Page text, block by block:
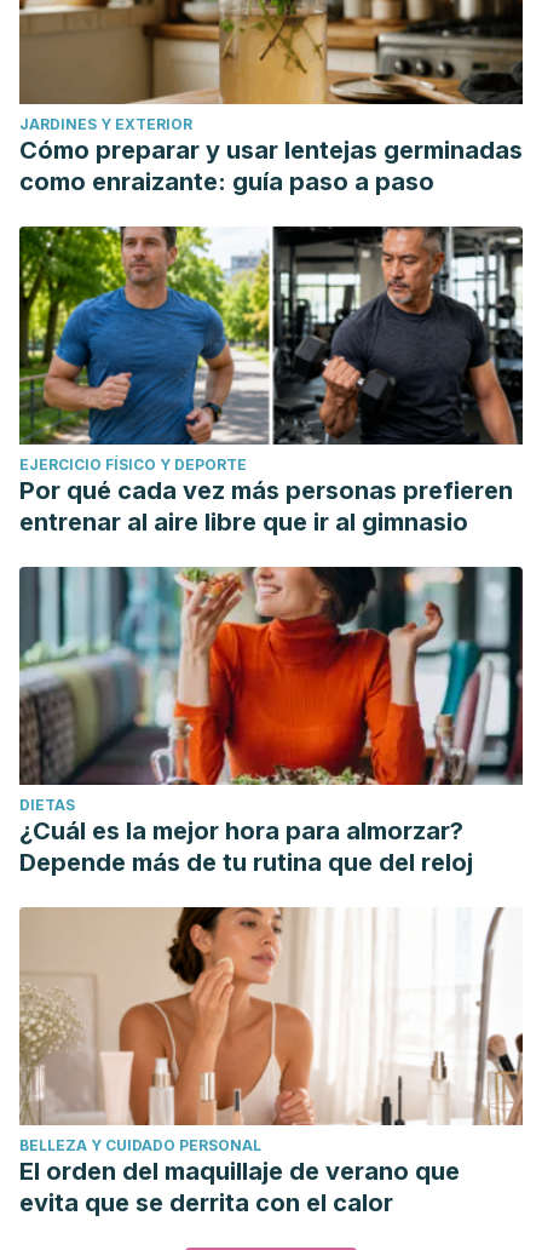
JARDINES Y EXTERIOR
Cómo preparar y usar lentejas germinadas
como enraizante: guía paso a paso
EJERCICIO FÍSICO Y DEPORTE
Por qué cada vez más personas prefieren
entrenar al aire libre que ir al gimnasio
DIETAS
¿Cuál es la mejor hora para almorzar?
Depende más de tu rutina que del reloj
BELLEZA Y CUIDADO PERSONAL
El orden del maquillaje de verano que
evita que se derrita con el calor